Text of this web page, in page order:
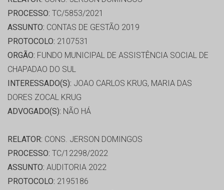
PROCESSO: TC/5853/2021
ASSUNTO: CONTAS DE GESTÃO 2019
PROTOCOLO: 2107531
ORGÃO: FUNDO MUNICIPAL DE ASSISTÊNCIA SOCIAL DE
CHAPADAO DO SUL
INTERESSADO(S): JOAO CARLOS KRUG, MARIA DAS
DORES ZOCAL KRUG
ADVOGADO(S): NÃO HÁ
RELATOR: CONS. JERSON DOMINGOS
PROCESSO: TC/12298/2022
ASSUNTO: AUDITORIA 2022
PROTOCOLO: 2195186